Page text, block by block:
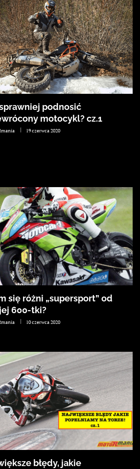
podnosić
motocykl? cz.1
19 czerwca 2020
się różni „supersport” od
600-tki?
10 czerwca 2020
błędy, jakie